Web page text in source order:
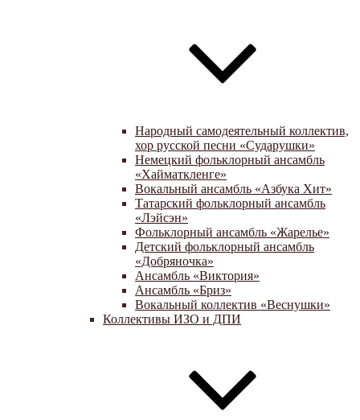
Народный самодеятельный коллектив,
хор русской песни «Сударушки»
Немецкий фольклорный ансамбль
«Хайматкленге»
Вокальный ансамбль «Азбука Хит»
Татарский фольклорный ансамбль
«Лэйсэн»
Фольклорный ансамбль «Жарелье»
Детский фольклорный ансамбль
«Добряночка»
Ансамбль «Виктория»
Ансамбль «Бриз»
Вокальный коллектив «Веснушки»
Коллективы ИЗО и ДПИ